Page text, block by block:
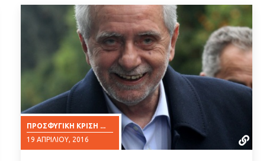
ΠΡΟΣΦΥΓΙΚΉ ΚΡΊΣΗ ...
19 ΑΠΡΙΛΊΟΥ, 2016